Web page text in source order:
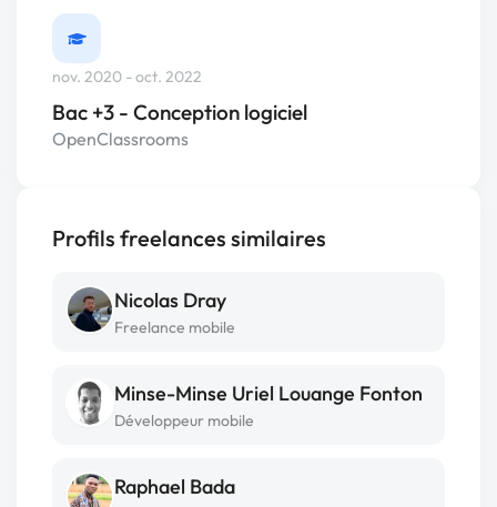
nov. 2020 - oct. 2022
Bac +3 - Conception logiciel
OpenClassrooms
Profils freelances similaires
Nicolas Dray
Freelance mobile
Minse-Minse Uriel Louange Fonton
Développeur mobile
Raphael Bada